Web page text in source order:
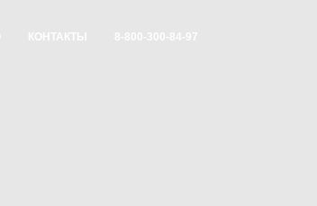
КОНТАКТЫ 8-800-300-84-97